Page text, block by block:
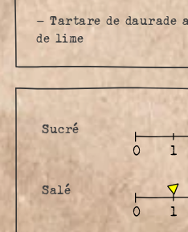
– Tartare de daurade
de lime
Sucré
Salé